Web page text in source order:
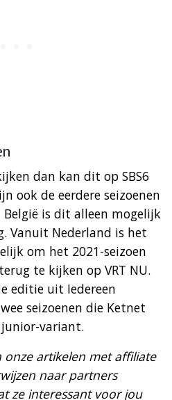
dan kan dit op SBS6
ook de eerdere seizoenen
is dit alleen mogelijk
Vanuit Nederland is het
om het 2021-seizoen
te kijken op VRT NU.
editie uit Iedereen
seizoenen die Ketnet
variant.
artikelen met affiliate
naar partners
ze interessant voor jou